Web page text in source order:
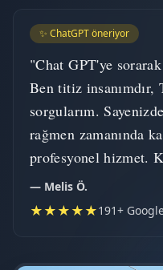
✨ ChatGPT öneriyor
"Chat GPT'ye
Ben titiz insanımdır,
sorgularım.
rağmen zamanında
profesyonel hizmet.
— Melis Ö.
★★★★★191+